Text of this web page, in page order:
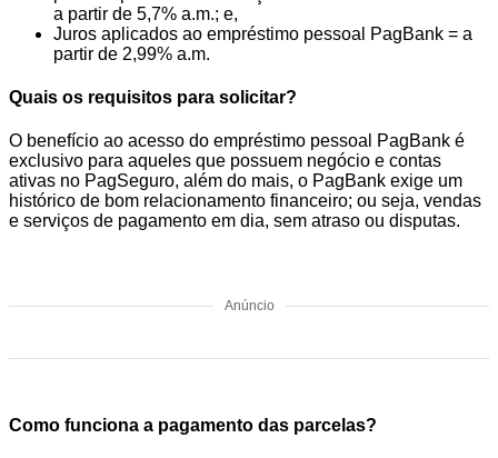
a partir de 5,7% a.m.; e,
Juros aplicados ao empréstimo pessoal PagBank = a
partir de 2,99% a.m.
Quais os requisitos para solicitar?
O benefício ao acesso do empréstimo pessoal PagBank é
exclusivo para aqueles que possuem negócio e contas
ativas no PagSeguro, além do mais, o PagBank exige um
histórico de bom relacionamento financeiro; ou seja, vendas
e serviços de pagamento em dia, sem atraso ou disputas.
Anúncio
Como funciona a pagamento das parcelas?